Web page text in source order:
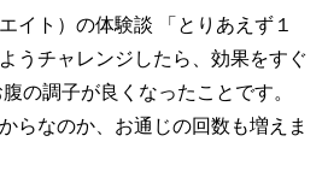
イト）の体験談 「とりあえず１
うチャレンジしたら、効果をすぐ
の調子が良くなったことです。
らなのか、お通じの回数も増えま